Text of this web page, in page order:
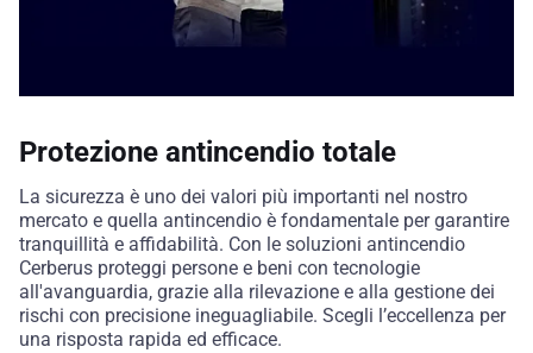
Protezione antincendio totale
La sicurezza è uno dei valori più importanti nel nostro
mercato e quella antincendio è fondamentale per garantire
tranquillità e affidabilità. Con le soluzioni antincendio
Cerberus proteggi persone e beni con tecnologie
all'avanguardia, grazie alla rilevazione e alla gestione dei
rischi con precisione ineguagliabile. Scegli l’eccellenza per
una risposta rapida ed efficace.